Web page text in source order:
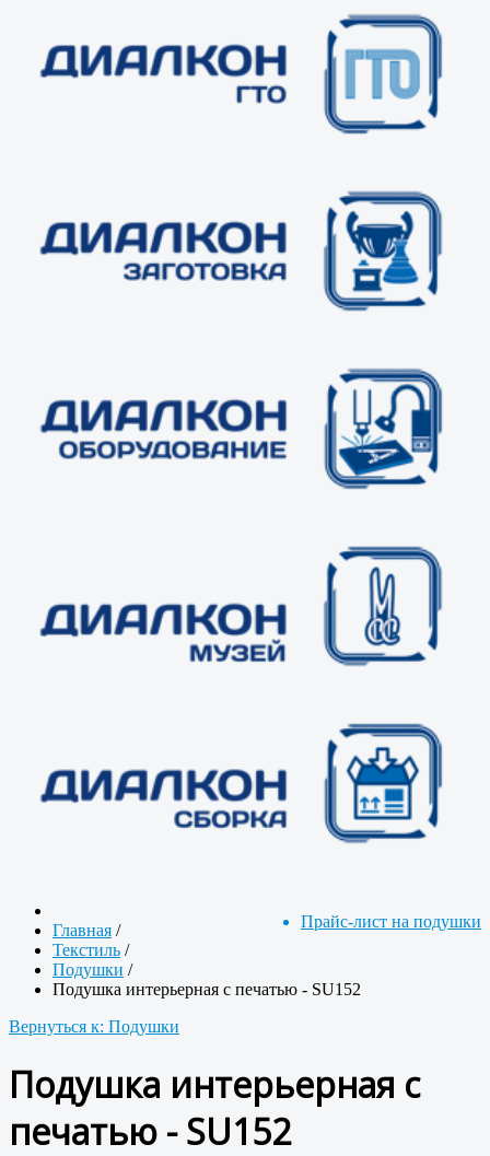
Прайс-лист на подушки
Главная /
Текстиль /
Подушки /
Подушка интерьерная с печатью - SU152
Вернуться к: Подушки
Подушка интерьерная с
печатью - SU152